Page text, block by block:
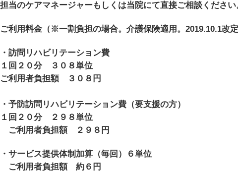
担当のケアマネージャーもしくは当院にて直接ご相談ください
ご利用料金（※一割負担の場合。介護保険適用。2019.10.1改定
・訪問リハビリテーション費
１回２０分 ３０８単位
ご利用者負担額 ３０８円
・予防訪問リハビリテーション費（要支援の方）
１回２０分 ２９８単位
ご利用者負担額 ２９８円
・サービス提供体制加算（毎回）６単位
ご利用者負担額 約６円